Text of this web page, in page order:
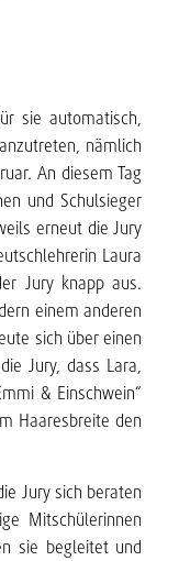
sie automatisch,
nämlich
An diesem Tag
und Schulsieger
erneut die Jury
Laura
Jury knapp aus.
einem anderen
sich über einen
Jury, dass Lara,
& Einschwein“
Haaresbreite den
Jury sich beraten
Mitschülerinnen
sie begleitet und